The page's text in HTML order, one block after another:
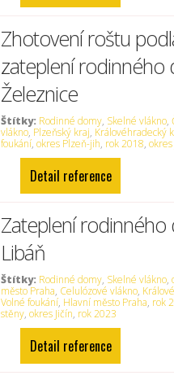
Zhotovení roštu
zateplení rodinného
Železnice
Štítky: Rodinné domy, Skelné vlákno,
vlákno, Plzeňský kraj, Královéhradecký
foukání,okres Plzeň-jih, rok 2018,okres
Detail reference
Zateplení rodinného
Libáň
Štítky: Rodinné domy, Skelné vlákno,
město Praha, Celulózové vlákno,
Volné foukání, Hlavní město Praha, rok
stěny,okres Jičín, rok 2023
Detail reference